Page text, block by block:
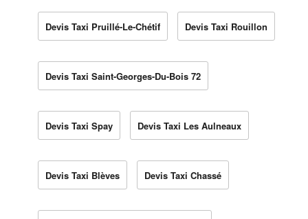
Devis Taxi Pruillé-Le-Chétif Devis Taxi Rouillon
Devis Taxi Saint-Georges-Du-Bois 72
Devis Taxi Spay Devis Taxi Les Aulneaux
Devis Taxi Blèves Devis Taxi Chassé